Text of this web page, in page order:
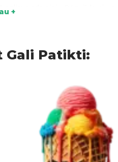
– 94g, iš kurių
+
Gali Patikti: